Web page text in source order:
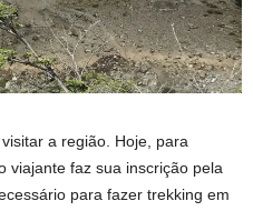
a região. Hoje, para
viajante faz sua inscrição pela
para fazer trekking em